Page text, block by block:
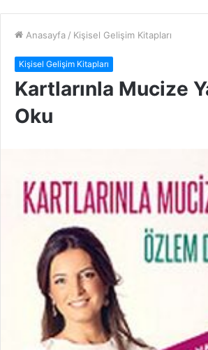
Anasayfa / Kişisel Gelişim Kitapları
Kişisel Gelişim Kitapları
Kartlarınla Mucize
Oku